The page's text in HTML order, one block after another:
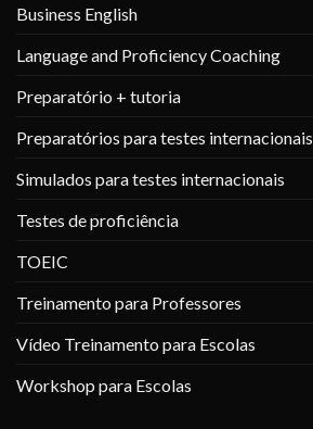
Business English
Language and Proficiency Coaching
Preparatório + tutoria
Preparatórios para testes internacionais
Simulados para testes internacionais
Testes de proficiência
TOEIC
Treinamento para Professores
Vídeo Treinamento para Escolas
Workshop para Escolas